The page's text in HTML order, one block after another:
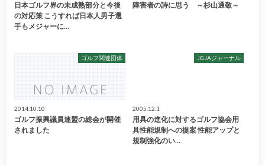
日本ゴルフ界の未成熟部分と今後
の対応策 こうすれば日本人男子選
手もメジャーに…
障害者の詩に思う ～杉山通敬～
ゴルフ関連団体
2014.10.10
ゴルフ振興議員連盟の総会が開催
されました
JGJAジャーナル
2005.12.1
用具の進化に対するゴルフ協会用
具性能規制への提案 性能アップと
規制強化のい…